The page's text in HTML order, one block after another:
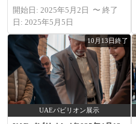
開始日: 2025年5月2日 〜 終了
日: 2025年5月5日
10月13日終了
UAEパビリオン展示